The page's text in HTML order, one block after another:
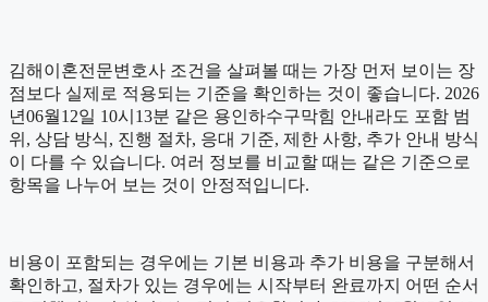
김해이혼전문변호사 조건을 살펴볼 때는 가장 먼저 보이는 장
점보다 실제로 적용되는 기준을 확인하는 것이 좋습니다. 2026
년06월12일 10시13분 같은 용인하수구막힘 안내라도 포함 범
위, 상담 방식, 진행 절차, 응대 기준, 제한 사항, 추가 안내 방식
이 다를 수 있습니다. 여러 정보를 비교할 때는 같은 기준으로
항목을 나누어 보는 것이 안정적입니다.
비용이 포함되는 경우에는 기본 비용과 추가 비용을 구분해서
확인하고, 절차가 있는 경우에는 시작부터 완료까지 어떤 순서